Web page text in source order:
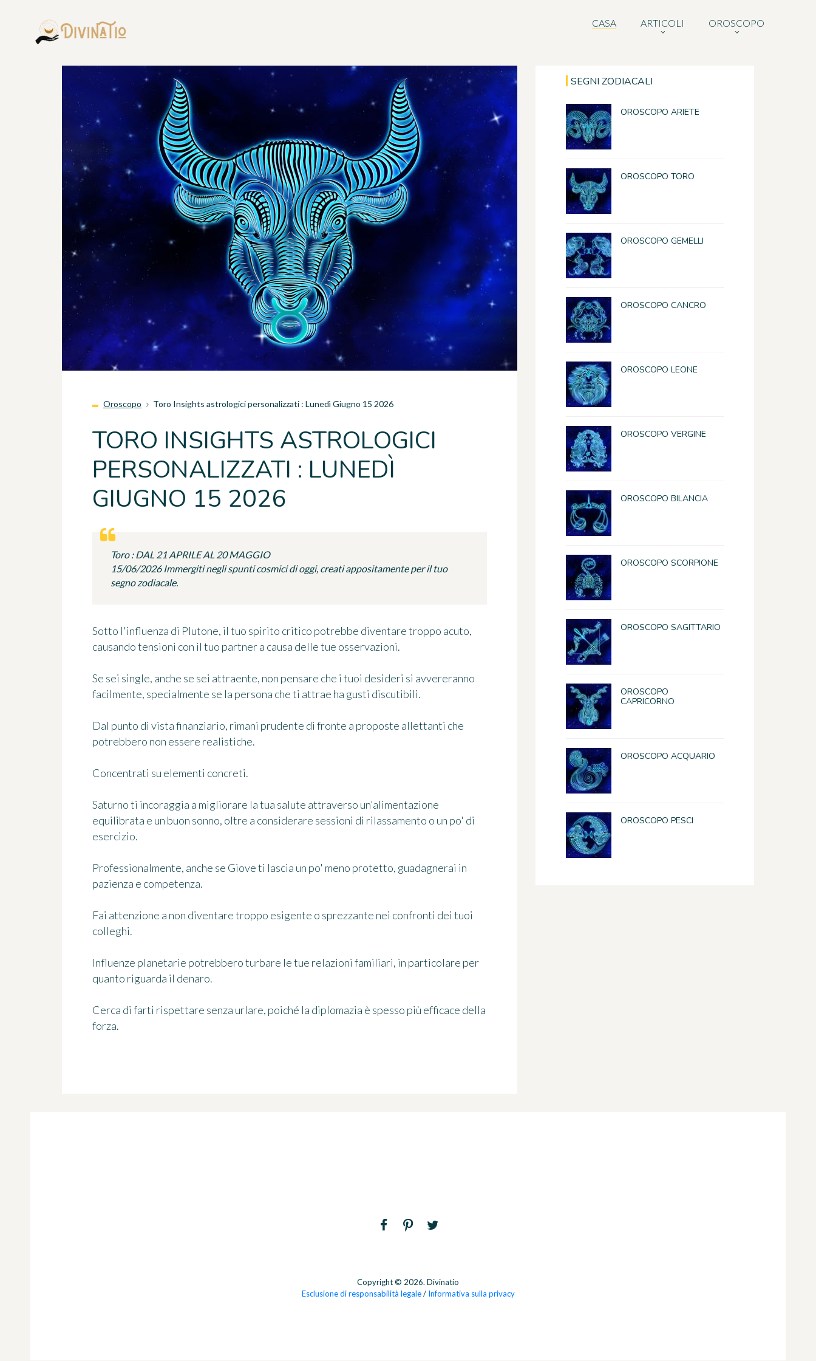
CASA ARTICOLI OROSCOPO
Oroscopo Toro Insights astrologici personalizzati : Lunedì Giugno 15 2026
TORO INSIGHTS ASTROLOGICI
PERSONALIZZATI : LUNEDÌ
GIUGNO 15 2026
Toro : DAL 21 APRILE AL 20 MAGGIO
15/06/2026 Immergiti negli spunti cosmici di oggi, creati appositamente per il tuo
segno zodiacale.
Sotto l'influenza di Plutone, il tuo spirito critico potrebbe diventare troppo acuto,
causando tensioni con il tuo partner a causa delle tue osservazioni.
Se sei single, anche se sei attraente, non pensare che i tuoi desideri si avvereranno
facilmente, specialmente se la persona che ti attrae ha gusti discutibili.
Dal punto di vista finanziario, rimani prudente di fronte a proposte allettanti che
potrebbero non essere realistiche.
Concentrati su elementi concreti.
Saturno ti incoraggia a migliorare la tua salute attraverso un'alimentazione
equilibrata e un buon sonno, oltre a considerare sessioni di rilassamento o un po' di
esercizio.
Professionalmente, anche se Giove ti lascia un po' meno protetto, guadagnerai in
pazienza e competenza.
Fai attenzione a non diventare troppo esigente o sprezzante nei confronti dei tuoi
colleghi.
Influenze planetarie potrebbero turbare le tue relazioni familiari, in particolare per
quanto riguarda il denaro.
Cerca di farti rispettare senza urlare, poiché la diplomazia è spesso più efficace della
forza.
SEGNI ZODIACALI
OROSCOPO ARIETE
OROSCOPO TORO
OROSCOPO GEMELLI
OROSCOPO CANCRO
OROSCOPO LEONE
OROSCOPO VERGINE
OROSCOPO BILANCIA
OROSCOPO SCORPIONE
OROSCOPO SAGITTARIO
OROSCOPO
CAPRICORNO
OROSCOPO ACQUARIO
OROSCOPO PESCI
Copyright © 2026. Divinatio
Esclusione di responsabilità legale/ Informativa sulla privacy